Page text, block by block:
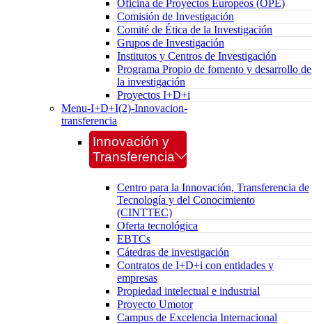
Oficina de Proyectos Europeos (OPE)
Comisión de Investigación
Comité de Ética de la Investigación
Grupos de Investigación
Institutos y Centros de Investigación
Programa Propio de fomento y desarrollo de
la investigación
Proyectos I+D+i
Menu-I+D+I(2)-Innovacion-
transferencia
Innovación y
Transferencia
Centro para la Innovación, Transferencia de
Tecnología y del Conocimiento
(CINTTEC)
Oferta tecnológica
EBTCs
Cátedras de investigación
Contratos de I+D+i con entidades y
empresas
Propiedad intelectual e industrial
Proyecto Umotor
Campus de Excelencia Internacional